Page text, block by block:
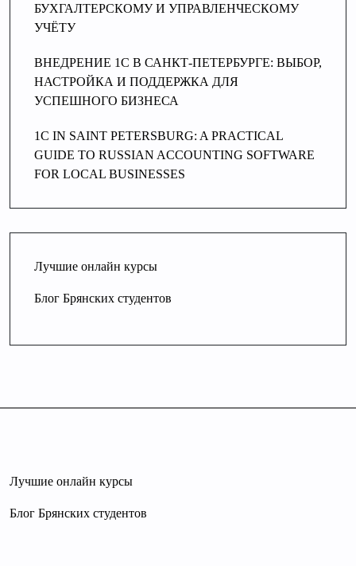
БУХГАЛТЕРСКОМУ И УПРАВЛЕНЧЕСКОМУ
УЧЁТУ
ВНЕДРЕНИЕ 1С В САНКТ-ПЕТЕРБУРГЕ: ВЫБОР,
НАСТРОЙКА И ПОДДЕРЖКА ДЛЯ
УСПЕШНОГО БИЗНЕСА
1C IN SAINT PETERSBURG: A PRACTICAL
GUIDE TO RUSSIAN ACCOUNTING SOFTWARE
FOR LOCAL BUSINESSES
Лучшие онлайн курсы
Блог Брянских студентов
Лучшие онлайн курсы
Блог Брянских студентов